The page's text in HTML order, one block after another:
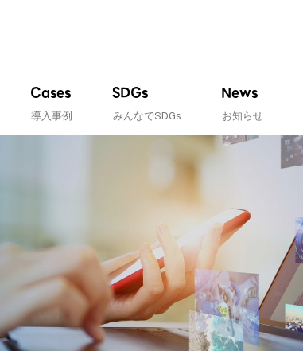
Cases
導入事例
SDGs
みんなでSDGs
News
お知らせ